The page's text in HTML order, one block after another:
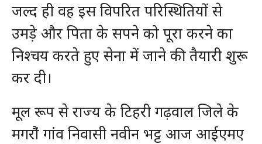
जल्द ही वह इस विपरित परिस्थितियों से
उमड़े और पिता के सपने को पूरा करने का
निश्चय करते हुए सेना में जाने की तैयारी शुरू
कर दी।
मूल रूप से राज्य के टिहरी गढ़वाल जिले के
मगरौं‌ गांव निवासी नवीन भट्ट आज आईएमए